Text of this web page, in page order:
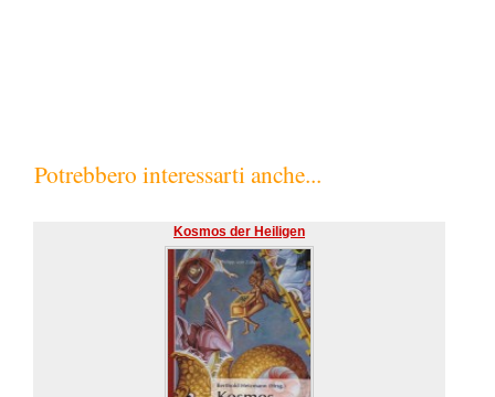
Potrebbero interessarti anche...
Kosmos der Heiligen